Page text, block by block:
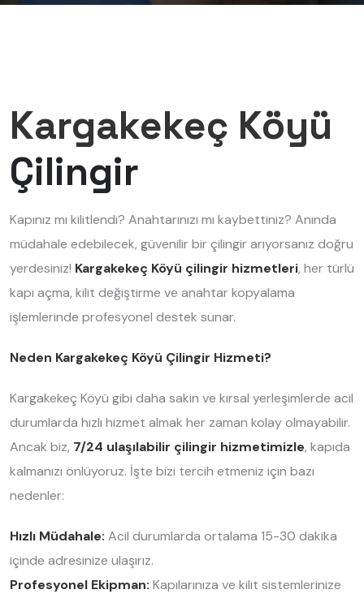
Kargakekeç Köyü
Çilingir
Kapınız mı kilitlendi? Anahtarınızı mı kaybettiniz? Anında
müdahale edebilecek, güvenilir bir çilingir arıyorsanız doğru
yerdesiniz! Kargakekeç Köyü çilingir hizmetleri, her türlü
kapı açma, kilit değiştirme ve anahtar kopyalama
işlemlerinde profesyonel destek sunar.
Neden Kargakekeç Köyü Çilingir Hizmeti?
Kargakekeç Köyü gibi daha sakin ve kırsal yerleşimlerde acil
durumlarda hızlı hizmet almak her zaman kolay olmayabilir.
Ancak biz, 7/24 ulaşılabilir çilingir hizmetimizle, kapıda
kalmanızı önlüyoruz. İşte bizi tercih etmeniz için bazı
nedenler:
Hızlı Müdahale: Acil durumlarda ortalama 15-30 dakika
içinde adresinize ulaşırız.
Profesyonel Ekipman: Kapılarınıza ve kilit sistemlerinize